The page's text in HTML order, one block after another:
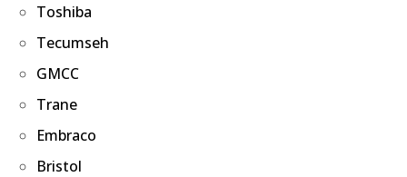
Toshiba
Tecumseh
GMCC
Trane
Embraco
Bristol